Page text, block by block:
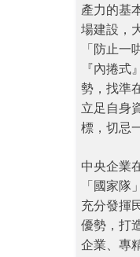
產力的基
場建設，
「防止
『內捲
勢，找準
立足自身
標，切忌
中央企業
「國家
充分發揮
優勢，打
企業、專